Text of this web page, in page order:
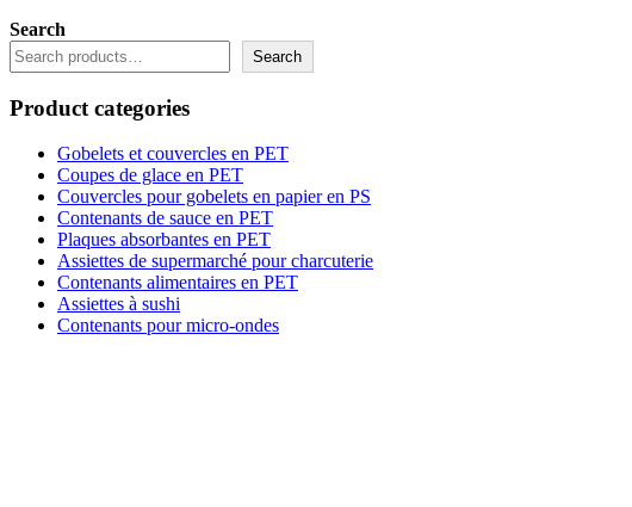
Search
Search
Product categories
Gobelets et couvercles en PET
Coupes de glace en PET
Couvercles pour gobelets en papier en PS
Contenants de sauce en PET
Plaques absorbantes en PET
Assiettes de supermarché pour charcuterie
Contenants alimentaires en PET
Assiettes à sushi
Contenants pour micro-ondes